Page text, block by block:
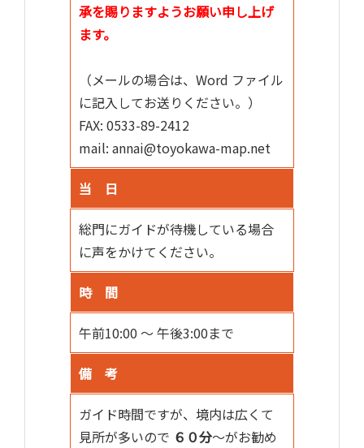
承を賜りますようお願い申し上げ
ます。
（メールの場合は、Word ファイル
に記入してお送りください。）
FAX: 0533-89-2412
mail: annai@toyokawa-map.net
当 日
総門にガイドが待機している場合
に声をかけてください。
時 間
午前10:00 ～ 午後3:00まで
備 考
ガイド時間ですが、境内は広くて
見所が多いので ６０分〜がお勧め